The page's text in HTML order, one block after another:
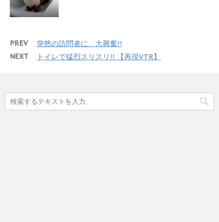
PREV 突然の訪問者に、大興奮!!
NEXT トイレで猛烈スリスリ!! 【再現VTR】